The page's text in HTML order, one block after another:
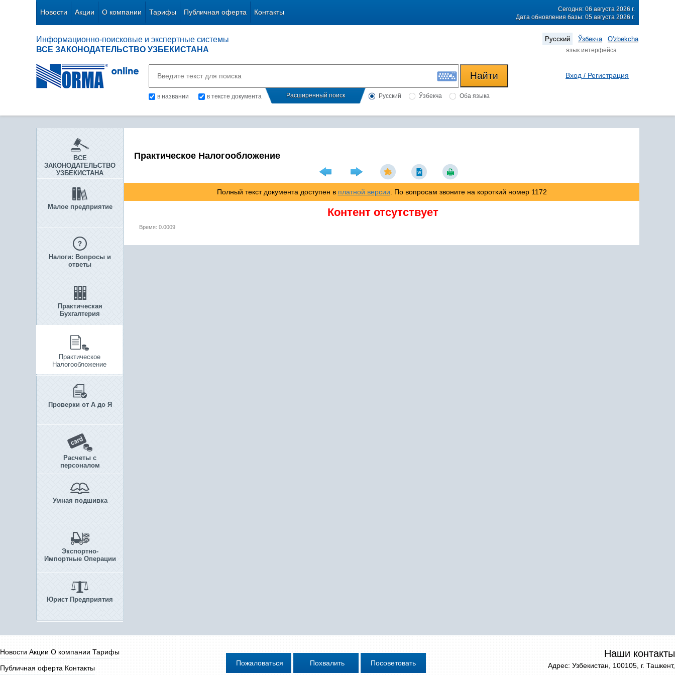
Новости Акции О компании Тарифы Публичная оферта Контакты
Сегодня: 06 августа 2026 г.
Дата обновления базы: 05 августа 2026 г.
Информационно-поисковые и экспертные системы
ВСЕ ЗАКОНОДАТЕЛЬСТВО УЗБЕКИСТАНА
Русский Ўзбекча O'zbekcha
язык интерфейса
в названии в тексте документа Расширенный поиск Русский Ўзбекча Оба языка
Вход / Регистрация
ВСЕ
ЗАКОНОДАТЕЛЬСТВО
УЗБЕКИСТАНА
Малое предприятие
Налоги: Вопросы и
ответы
Практическая
Бухгалтерия
Практическое
Налогообложение
Проверки от А до Я
Расчеты с
персоналом
Умная подшивка
Экспортно-
Импортные Операции
Юрист Предприятия
Практическое Налогообложение
Полный текст документа доступен в платной версии . По вопросам звоните на короткий номер 1172
Контент отсутствует
Время: 0.0009
Новости Акции О компании Тарифы
Публичная оферта Контакты
Наши контакты
Адрес: Узбекистан, 100105, г. Ташкент,